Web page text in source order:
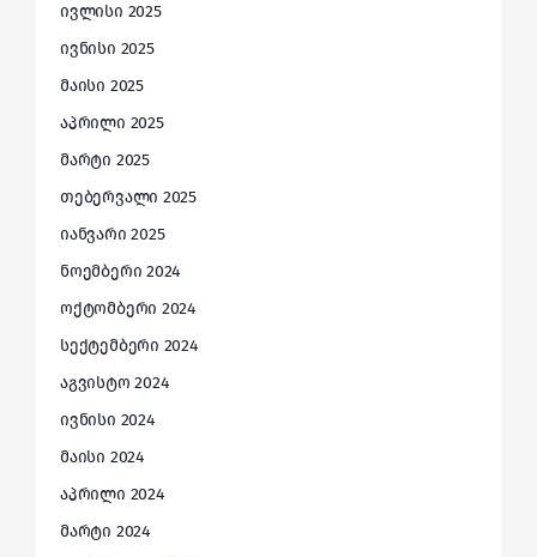
ივლისი 2025
ივნისი 2025
მაისი 2025
აპრილი 2025
მარტი 2025
თებერვალი 2025
იანვარი 2025
ნოემბერი 2024
ოქტომბერი 2024
სექტემბერი 2024
აგვისტო 2024
ივნისი 2024
მაისი 2024
აპრილი 2024
მარტი 2024